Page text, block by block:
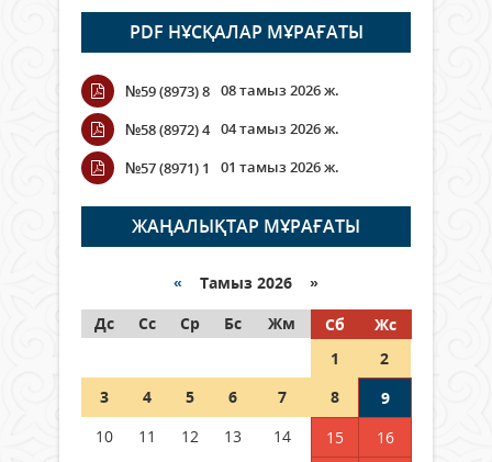
Open Air: Қызылорда облысы
полиция департаменті 20
мыңнан астам көрерменнің
қауіпсіздігін қамтамасыз етті
06 тамыз 2026 ж.
Wi-Fi ҚАБЫРҒА АРҚЫЛЫ ҚАЛАЙ
ӨТЕДІ?
06 тамыз 2026 ж. 278
граждане Казахстана,
05 тамыз 2026 ж. 160
Шетелде жүрген Қазақстан
азаматтары қалай дауыс бере
PDF НҰСҚАЛАР МҰРАҒАТЫ
№59 (8973) 8 08 тамыз 2026 ж.
№58 (8972) 4 04 тамыз 2026 ж.
№57 (8971) 1
01 тамыз 2026 ж.
ЖАҢАЛЫҚТАР МҰРАҒАТЫ
« Тамыз 2026 »
Дс
Сс Ср Бс Жм Сб
Жс
1
2
3
4 5 6 7 8
9
10
11 12 13 14 15
16